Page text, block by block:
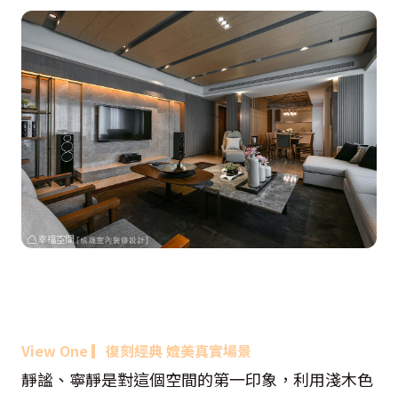
View One▎ 復刻經典 媲美真實場景
靜謐、寧靜是對這個空間的第一印象，利用淺木色